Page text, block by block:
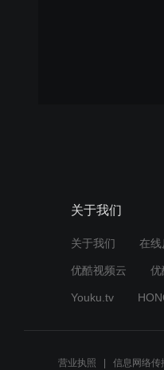
关于我们
关于我们 在线
优酷视频云 优
Youku.tv
营业执照 信息网络传